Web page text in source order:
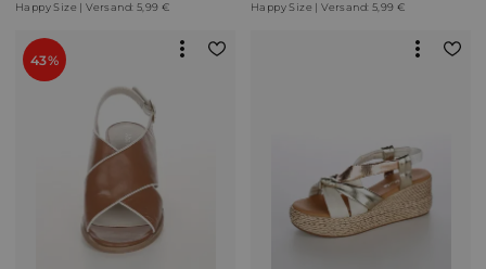
Happy Size | Versand: 5,99 €
Happy Size | Versand: 5,99 €
43%